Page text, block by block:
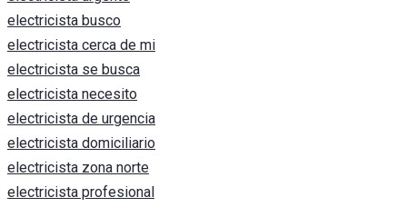
electricista busco
electricista cerca de mi
electricista se busca
electricista necesito
electricista de urgencia
electricista domiciliario
electricista zona norte
electricista profesional